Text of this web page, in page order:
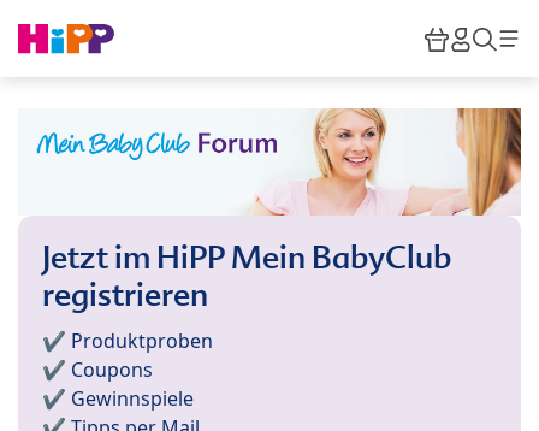
HiPP
Jetzt im HiPP Mein BabyClub
registrieren
✔️ Produktproben
✔️ Coupons
✔️ Gewinnspiele